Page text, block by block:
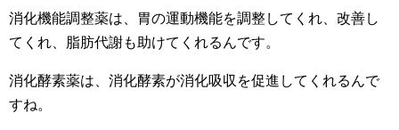
消化機能調整薬は、胃の運動機能を調整してくれ、改善し
てくれ、脂肪代謝も助けてくれるんです。
消化酵素薬は、消化酵素が消化吸収を促進してくれるんで
すね。